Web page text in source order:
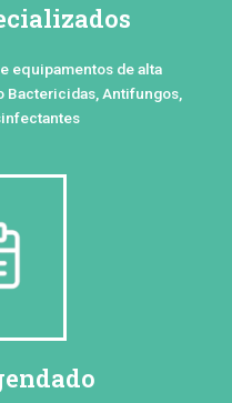
equipamentos de alta
Bactericidas, Antifungos,